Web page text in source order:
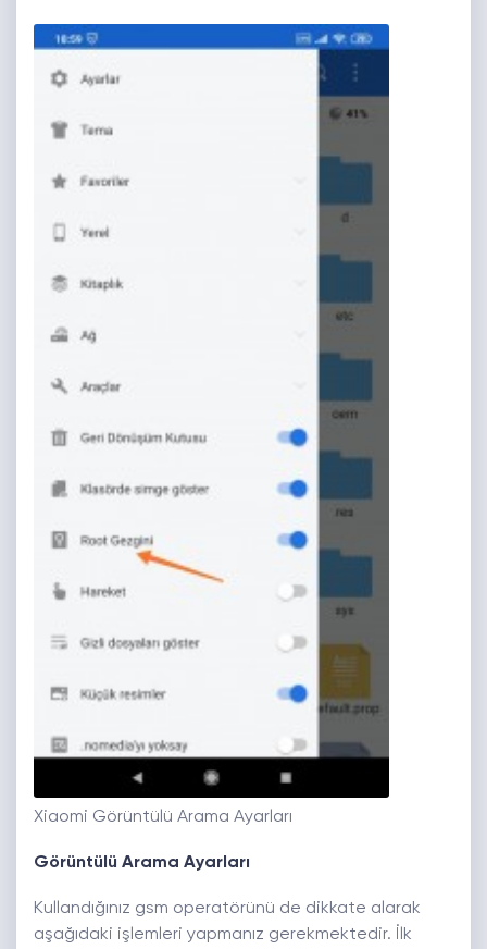
Xiaomi Görüntülü Arama Ayarları
Görüntülü Arama Ayarları
Kullandığınız gsm operatörünü de dikkate alarak
aşağıdaki işlemleri yapmanız gerekmektedir. İlk